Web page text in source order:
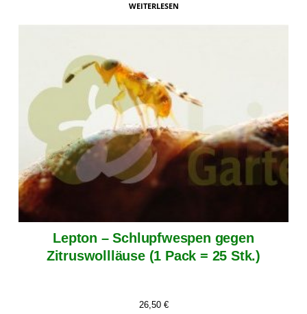
WEITERLESEN
Lepton – Schlupfwespen gegen
Zitruswollläuse (1 Pack = 25 Stk.)
26,50 €